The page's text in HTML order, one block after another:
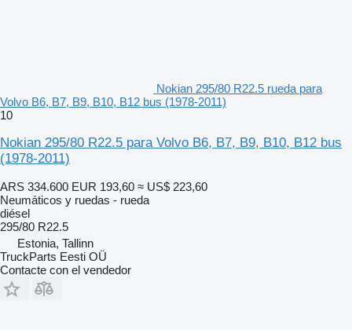
Nokian 295/80 R22.5 rueda para
Volvo B6, B7, B9, B10, B12 bus (1978-2011)
10
Nokian 295/80 R22.5 para Volvo B6, B7, B9, B10, B12 bus
(1978-2011)
ARS 334.600 EUR 193,60 ≈ US$ 223,60
Neumáticos y ruedas - rueda
diésel
295/80 R22.5
Estonia, Tallinn
TruckParts Eesti OÜ
Contacte con el vendedor